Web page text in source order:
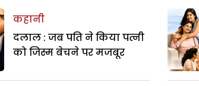
कहानी
दलाल : जब पति ने किया पत्नी
को जिस्म बेचने पर मजबूर